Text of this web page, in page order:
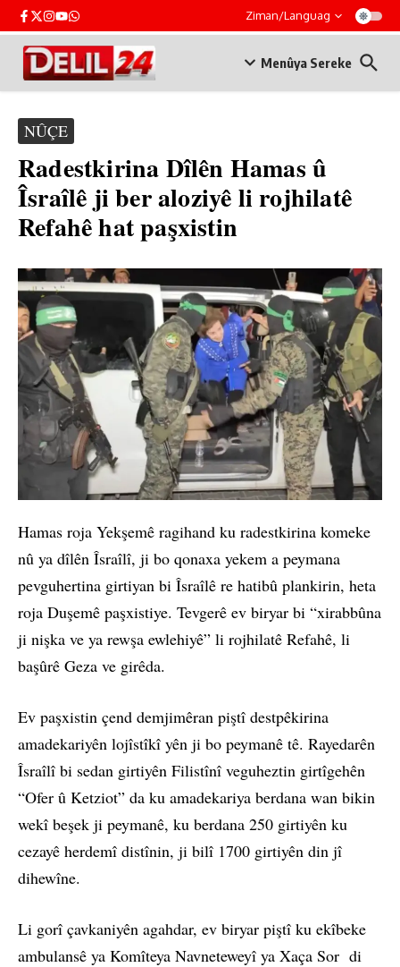
Skip to content Ziman/Languag
Menûya Sereke
NÛÇE
Radestkirina Dîlên Hamas û
Îsraîlê ji ber aloziyê li rojhilatê
Refahê hat paşxistin
Hamas roja Yekşemê ragihand ku radestkirina komeke
nû ya dîlên Îsraîlî, ji bo qonaxa yekem a peymana
pevguhertina girtiyan bi Îsraîlê re hatibû plankirin, heta
roja Duşemê paşxistiye. Tevgerê ev biryar bi “xirabbûna
ji nişka ve ya rewşa ewlehiyê” li rojhilatê Refahê, li
başûrê Geza ve girêda.
Ev paşxistin çend demjimêran piştî destpêkirina
amadekariyên lojîstîkî yên ji bo peymanê tê. Rayedarên
Îsraîlî bi sedan girtiyên Filistînî veguheztin girtîgehên
“Ofer û Ketziot” da ku amadekariya berdana wan bikin
wekî beşek ji peymanê, ku berdana 250 girtiyên ku
cezayê herdemî distînin, ji bilî 1700 girtiyên din jî
dihewîne.
Li gorî çavkaniyên agahdar, ev biryar piştî ku ekîbeke
ambulansê ya Komîteya Navneteweyî ya Xaça Sor di